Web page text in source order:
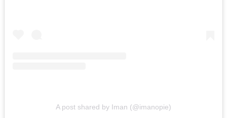
A post shared by Iman (@imanopie)